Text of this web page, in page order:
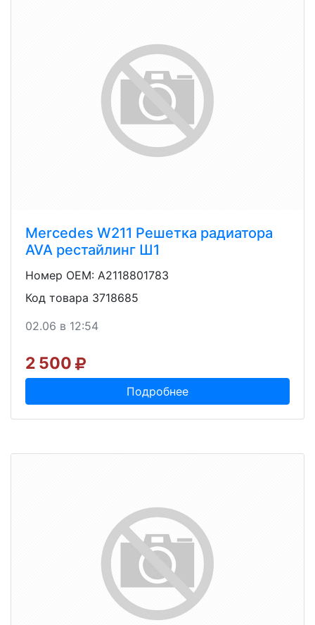
Mercedes W211 Решетка радиатора
AVA рестайлинг Ш1
Номер OEM: A2118801783
Код товара 3718685
02.06 в 12:54
2 500
Подробнее